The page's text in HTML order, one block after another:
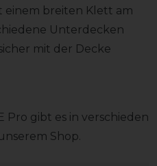
einem breiten Klett am
Unterdecken
mit der Decke
Pro gibt es in verschieden
Shop.